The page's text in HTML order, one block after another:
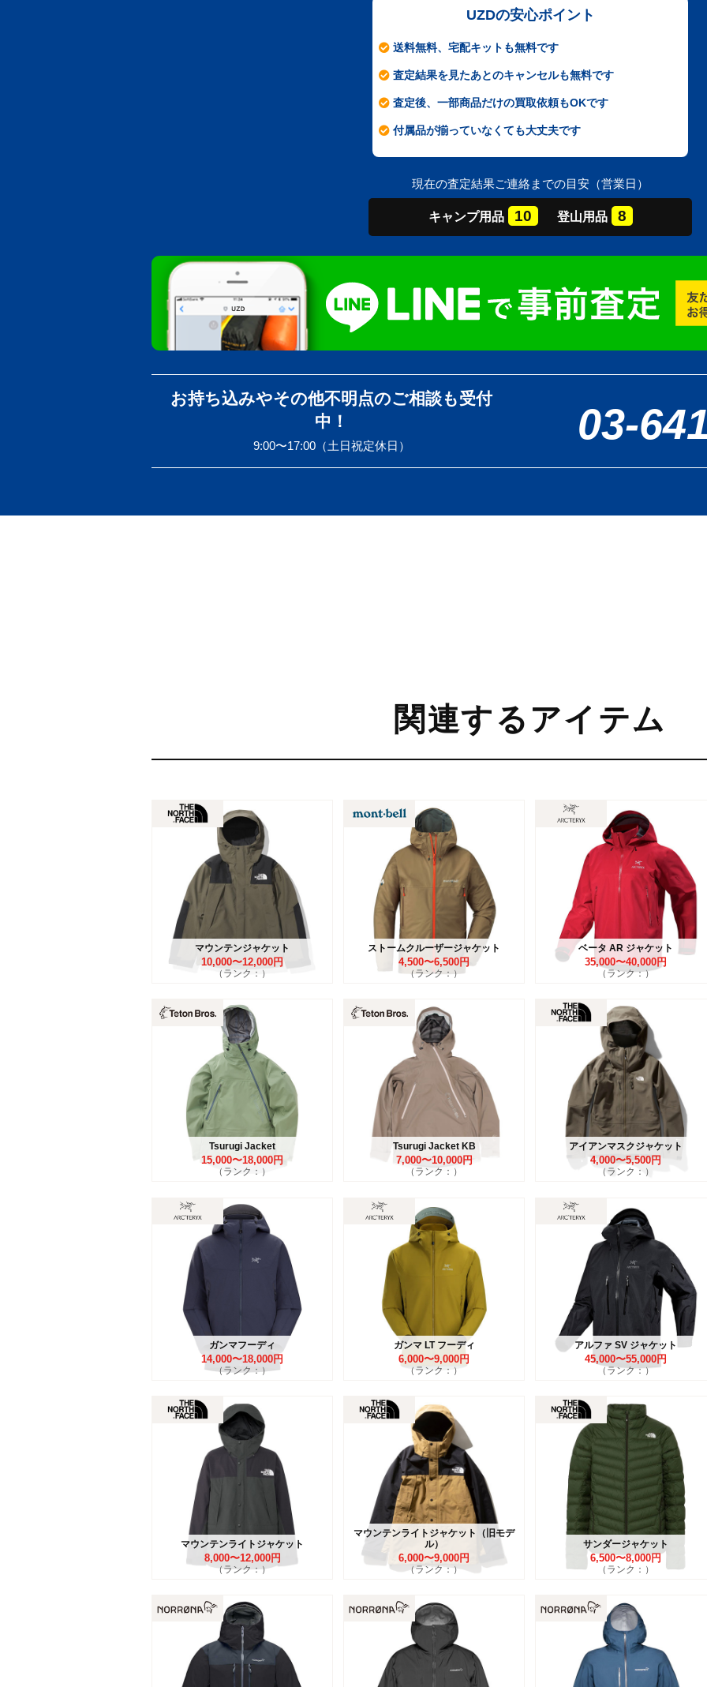
UZDの安心ポイント
送料無料、宅配キットも無料です
査定結果を見たあとのキャンセルも無料です
査定後、一部商品だけの買取依頼もOKです
付属品が揃っていなくても大丈夫です
現在の査定結果ご連絡までの目安（営業日）
キャンプ用品 10 登山用品 8
お持ち込みやその他不明点のご相談も受付
中！
9:00〜17:00（土日祝定休日） 03-
関連するアイテム
マウンテンジャケット
10,000〜12,000円
（ランク：）
ストームクルーザージャケット
4,500〜6,500円
（ランク：）
ベータ AR ジャケット
35,000〜40,000円
（ランク：）
Tsurugi Jacket
15,000〜18,000円
（ランク：）
Tsurugi Jacket KB
7,000〜10,000円
（ランク：）
アイアンマスクジャケット
4,000〜5,500円
（ランク：）
ガンマフーディ
14,000〜18,000円
（ランク：）
ガンマ LT フーディ
6,000〜9,000円
（ランク：）
アルファ SV ジャケット
45,000〜55,000円
（ランク：）
マウンテンライトジャケット
8,000〜12,000円
（ランク：）
マウンテンライトジャケット（旧モデ
ル）
6,000〜9,000円
（ランク：）
サンダージャケット
6,500〜8,000円
（ランク：）